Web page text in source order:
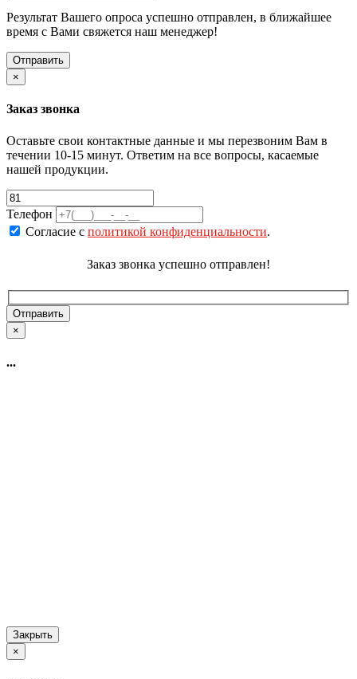
Результат Вашего опроса успешно отправлен, в ближайшее
время с Вами свяжется наш менеджер!
×
Заказ звонка
Оставьте свои контактные данные и мы перезвоним Вам в
течении 10-15 минут. Ответим на все вопросы, касаемые
нашей продукции.
Телефон
Согласие с политикой конфиденциальности.
Заказ звонка успешно отправлен!
×
...
Закрыть
×